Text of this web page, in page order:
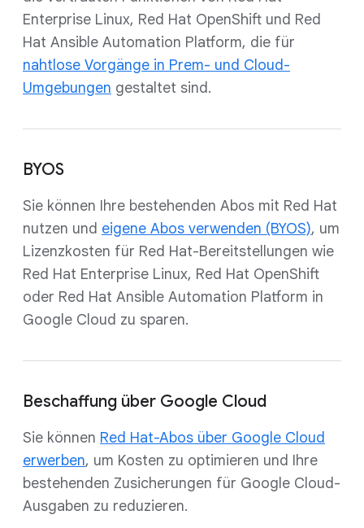
Enterprise Linux, Red Hat OpenShift und Red
Hat Ansible Automation Platform, die für
nahtlose Vorgänge in Prem- und Cloud-
Umgebungen gestaltet sind.
BYOS
Sie können Ihre bestehenden Abos mit Red Hat
nutzen und eigene Abos verwenden (BYOS), um
Lizenzkosten für Red Hat-Bereitstellungen wie
Red Hat Enterprise Linux, Red Hat OpenShift
oder Red Hat Ansible Automation Platform in
Google Cloud zu sparen.
Beschaffung über Google Cloud
Sie können Red Hat-Abos über Google Cloud
erwerben, um Kosten zu optimieren und Ihre
bestehenden Zusicherungen für Google Cloud-
Ausgaben zu reduzieren.